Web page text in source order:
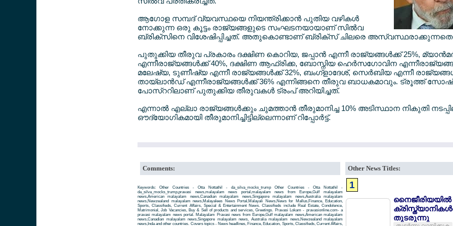
ആഗോള സമ്പദ് വ്യവസ്ഥയെ നിയന്ത്രിക്കാന്‍ പുതിയ വഴികള്‍
നോക്കുന്ന ഒരു കൂട്ടം രാജ്യങ്ങളുടെ സംഘടനയായാണ് സില്‍വ
ബ്രിക്സിനെ വിശേഷിപ്പിച്ചത്. അതുകൊണ്ടാണ് ബ്രിക്സ് ചിലരെ
പുതുക്കിയ തീരുവ പ്രകാരം ദക്ഷിണ കൊറിയ, ജപ്പാന്‍ എന്നീ രാജ്യങ്ങള്‍ക്ക് 25%,
എന്നീരാജ്യങ്ങള്‍ക്ക് 40%, ദക്ഷിണ ആഫ്രിക്ക, ബോസ്നിയ ഹെര്‍സഗോവിന
മലേഷ്യ, ടുണീഷ്യ എന്നീ രാജ്യങ്ങള്‍ക്ക് 32%, ബംഗ്ളാദേശ്, സെര്‍ബിയ എന്നീ
തായ്ലാന്‍ഡ് എന്നീരാജ്യങ്ങള്‍ക്ക് 36% എന്നിങ്ങനെ തീരുവ ബാധകമാവും. ട്രൂത്ത്
പോസ്ററിലാണ് പുതുക്കിയ തീരുവകള്‍ ട്രംപ് അറിയിച്ചത്.
എന്നാല്‍ എല്ലാ രാജ്യങ്ങള്‍ക്കും ചുമത്താന്‍ തീരുമാനിച്ച 10% അടിസ്ഥാന നികുതി
ഔദ്യോഗികമായി തീരുമാനിച്ചിട്ടില്ലെന്നാണ് റിപ്പോര്‍ട്ട്.
Comments:
Keywords: Other Countries - Otta Nottathil - da_silva_mocks_trump Other Countries - Otta Nottathil -
da_silva_mocks_trump,pravasi news,malayalam news portal,malayalam news from Europe,Gulf malayalam
news,American malayalam news,Canadian malayalam news,Singapore malayalam news,Australia malayalam
news,Newzealand malayalam news,Malayalees News Portal,Malayali News,News for Mallus,Finance, Education,
Sports, Classifieds, Current Affairs, Special & Entertainment News. Classifieds include Real Estate, Condolence,
Matrimonial, Job Vacancies, Buy & Sell of products and services, Greetings. Pravasi Lokam - pravasionline.com- a
pravasi malayalam news portal. Malayalam Pravasi news from Europe,Gulf malayalam news,American malayalam
news,Canadian malayalam news,Singapore malayalam news, Australia malayalam news,Newzealand malayalam
news,Inda and other countries. Covers topics - News headlines, Finance, Education, Sports, Classifieds, Current Affairs,
Other News Titles:
1
നൈജീരിയയില്‍
തുടരുന്നു